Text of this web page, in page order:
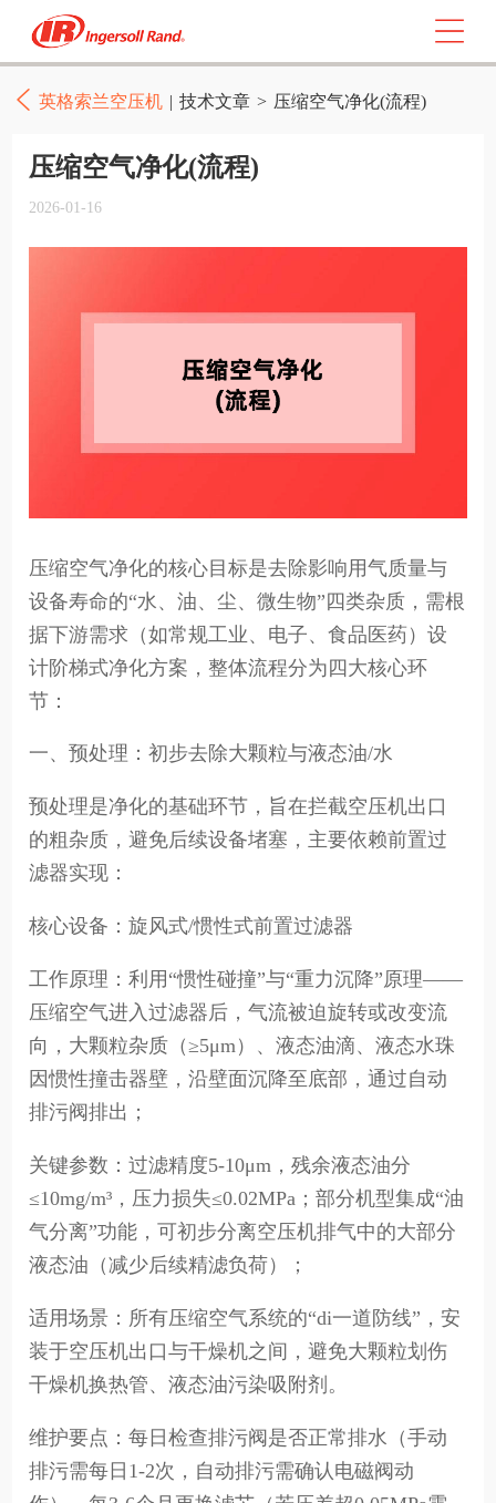
英格索兰空压机 | 技术文章 > 压缩空气净化(流程)
压缩空气净化(流程)
2026-01-16
压缩空气净化的核心目标是去除影响用气质量与
设备寿命的“水、油、尘、微生物”四类杂质，需根
据下游需求（如常规工业、电子、食品医药）设
计阶梯式净化方案，整体流程分为四大核心环
节：
一、预处理：初步去除大颗粒与液态油/水
预处理是净化的基础环节，旨在拦截空压机出口
的粗杂质，避免后续设备堵塞，主要依赖前置过
滤器实现：
核心设备：旋风式/惯性式前置过滤器
工作原理：利用“惯性碰撞”与“重力沉降”原理——
压缩空气进入过滤器后，气流被迫旋转或改变流
向，大颗粒杂质（≥5μm）、液态油滴、液态水珠
因惯性撞击器壁，沿壁面沉降至底部，通过自动
排污阀排出；
关键参数：过滤精度5-10μm，残余液态油分
≤10mg/m³，压力损失≤0.02MPa；部分机型集成“油
气分离”功能，可初步分离空压机排气中的大部分
液态油（减少后续精滤负荷）；
适用场景：所有压缩空气系统的“di一道防线”，安
装于空压机出口与干燥机之间，避免大颗粒划伤
干燥机换热管、液态油污染吸附剂。
维护要点：每日检查排污阀是否正常排水（手动
排污需每日1-2次，自动排污需确认电磁阀动